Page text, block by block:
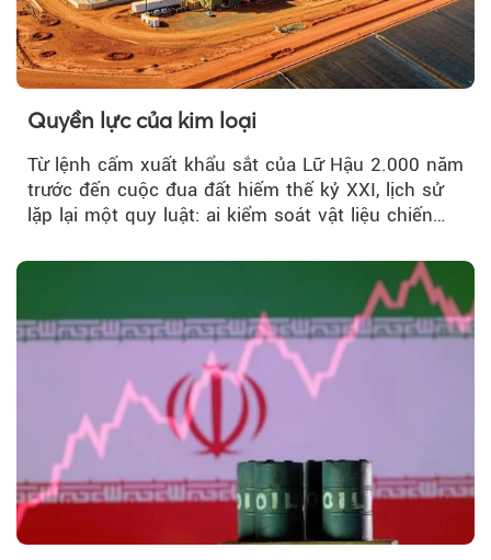
Quyền lực của kim loại
Từ lệnh cấm xuất khẩu sắt của Lữ Hậu 2.000 năm
trước đến cuộc đua đất hiếm thế kỷ XXI, lịch sử
lặp lại một quy luật: ai kiểm soát vật liệu chiến